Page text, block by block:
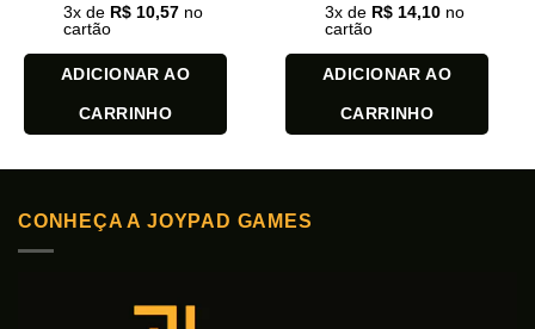
3x de R$ 10,57 no
cartão
ADICIONAR AO
CARRINHO
3x de R$ 14,10 no
cartão
ADICIONAR AO
CARRINHO
CONHEÇA A JOYPAD GAMES